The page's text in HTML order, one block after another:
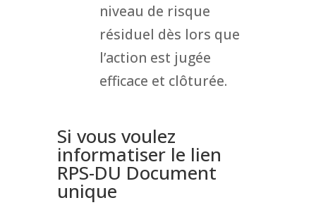
niveau de risque
résiduel dès lors que
l’action est jugée
efficace et clôturée.
Si vous voulez
informatiser le lien
RPS-DU Document
unique